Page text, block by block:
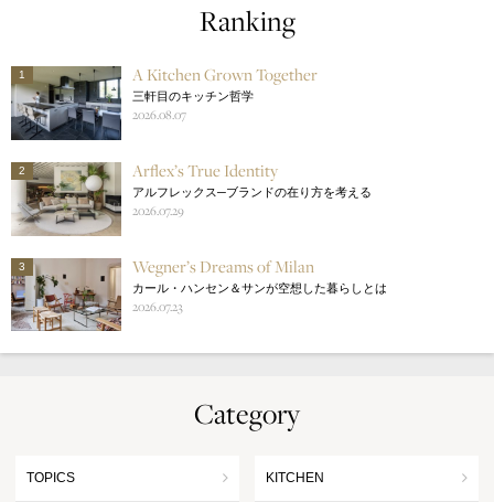
Ranking
1 A Kitchen Grown Together
三軒目のキッチン哲学
2026.08.07
2 Arflex’s True Identity
アルフレックス─ブランドの在り方を考える
2026.07.29
3 Wegner’s Dreams of Milan
カール・ハンセン＆サンが空想した暮らしとは
2026.07.23
Category
TOPICS KITCHEN